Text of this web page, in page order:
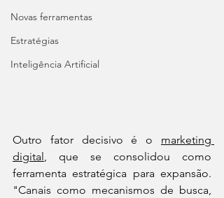
Novas ferramentas
Estratégias
Inteligência Artificial
Outro fator decisivo é o marketing
digital , que se consolidou como
ferramenta estratégica para expansão.
"Canais como mecanismos de busca,